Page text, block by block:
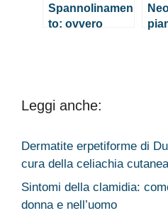
Spannolinamen
to: ovvero
Leggi anche:
Dermatite erpetiforme di
cura della celiachia cutanea
Sintomi della clamidia:
donna e nell’uomo